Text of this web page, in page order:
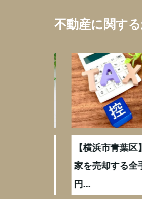
不動産に関す
【横浜市青葉区】
家を売却する全手